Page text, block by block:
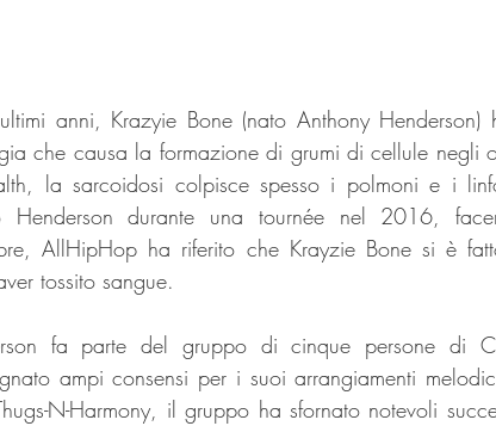
anni, Krazyie Bone (nato Anthony
che causa la formazione di grumi di cellule negli
la sarcoidosi colpisce spesso i polmoni e i
Henderson durante una tournée nel 2016,
AllHipHop ha riferito che Krayzie Bone si è
tossito sangue.
fa parte del gruppo di cinque persone di
ampi consensi per i suoi arrangiamenti
N-Harmony, il gruppo ha sfornato notevoli